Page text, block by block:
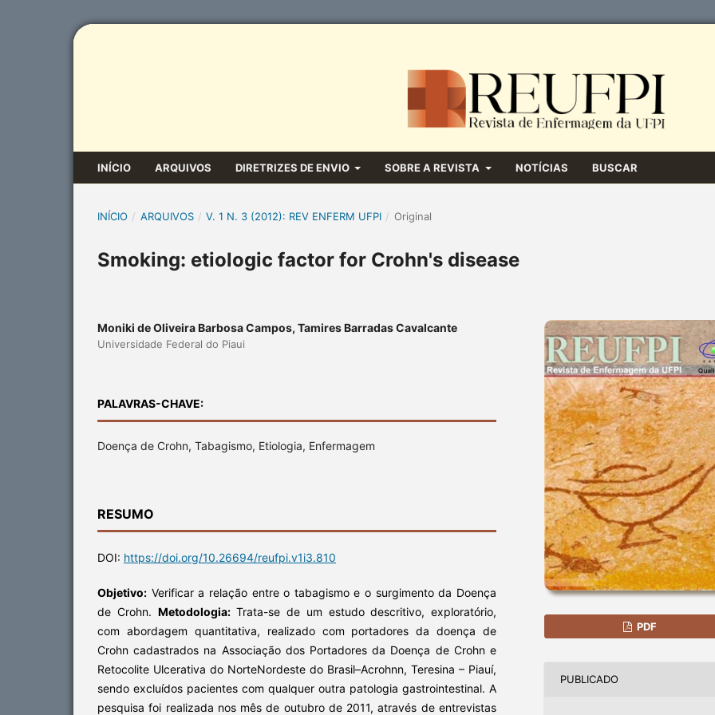
INÍCIO ARQUIVOS DIRETRIZES DE ENVIO SOBRE A REVISTA NOTÍCIAS BUSCAR
INÍCIO / ARQUIVOS / V. 1 N. 3 (2012): REV ENFERM UFPI / Original
Smoking: etiologic factor for Crohn's disease
Moniki de Oliveira Barbosa Campos, Tamires Barradas Cavalcante
Universidade Federal do Piaui
PALAVRAS-CHAVE:
Doença de Crohn, Tabagismo, Etiologia, Enfermagem
RESUMO
DOI: https://doi.org/10.26694/reufpi.v1i3.810
Objetivo: Verificar a relação entre o tabagismo e o surgimento da Doença
de Crohn. Metodologia:Trata-se de um estudo descritivo, exploratório,
com abordagem quantitativa, realizado com portadores da doença de
Crohn cadastrados na Associação dos Portadores da Doença de Crohn e
Retocolite Ulcerativa do NorteNordeste do Brasil–Acrohnn, Teresina – Piauí,
sendo excluídos pacientes com qualquer outra patologia gastrointestinal. A
pesquisa foi realizada nos mês de outubro de 2011, através de entrevistas
PDF
PUBLICADO